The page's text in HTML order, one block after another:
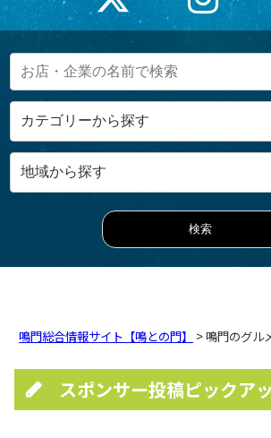
鳴門総合情報サイト【鳴との門】 > 鳴門のグル
スポンサー投稿ピックア